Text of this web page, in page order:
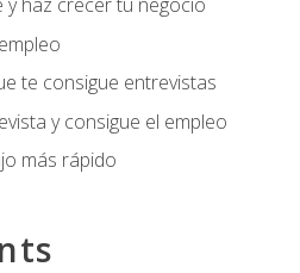
te consigue entrevistas
y consigue el empleo
más rápido